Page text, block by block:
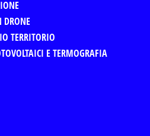
DRONE
TERRITORIO
E TERMOGRAFIA